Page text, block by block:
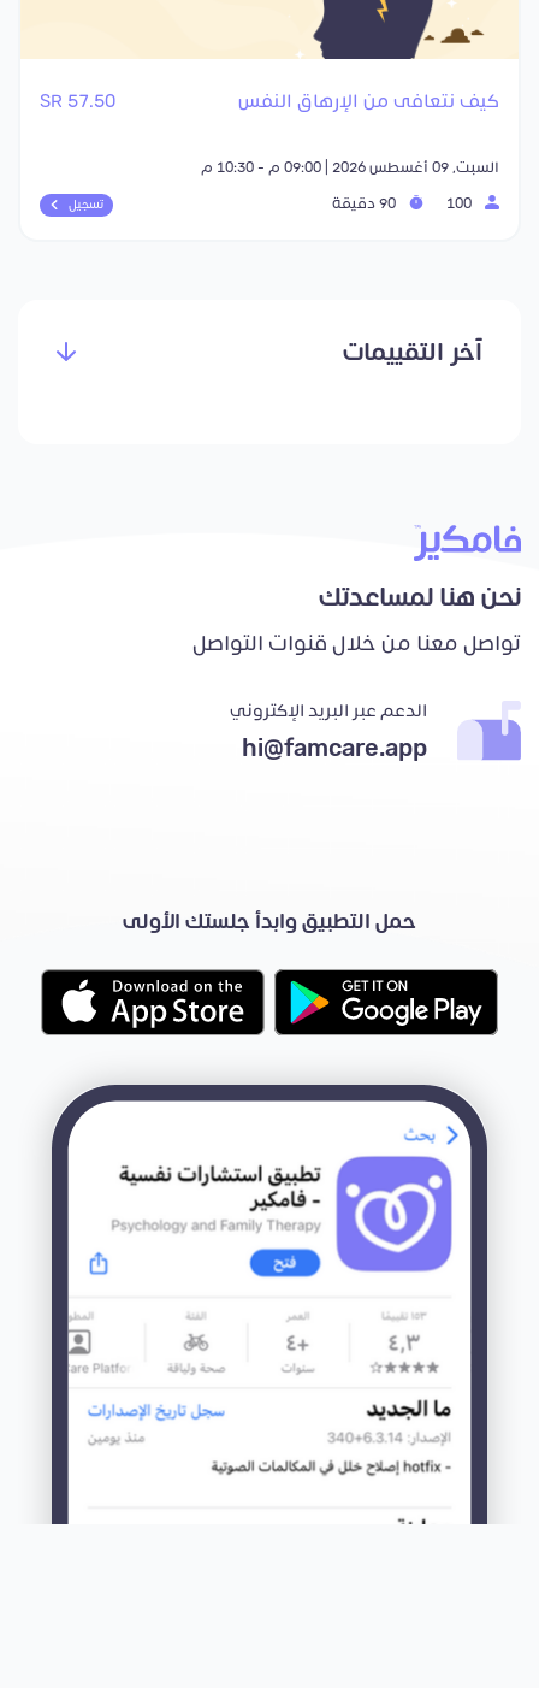
كيف نتعافى من الإرهاق النفس 57.50 SR
السبت, 09 أغسطس 2026 | 09:00 م - 10:30 م
تسجيل
آخر التقييمات
نحن هنا لمساعدتك
تواصل معنا من خلال قنوات التواصل
الدعم عبر البريد الإكتروني
hi@famcare.app
حمل التطبيق وابدأ جلستك الأولى